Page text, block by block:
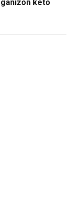
këto